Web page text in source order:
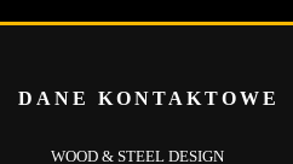
DANE KONTAKTOWE
WOOD & STEEL DESIGN